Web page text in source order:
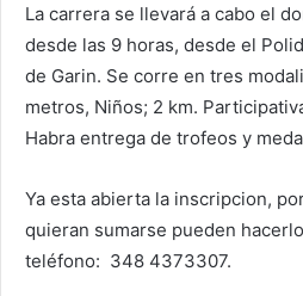
La carrera se llevará a cabo el
desde las 9 horas, desde el
de Garin. Se corre en tres
metros, Niños; 2 km.
Habra entrega de trofeos y
Ya esta abierta la inscripcion,
quieran sumarse pueden
teléfono: 348 4373307.